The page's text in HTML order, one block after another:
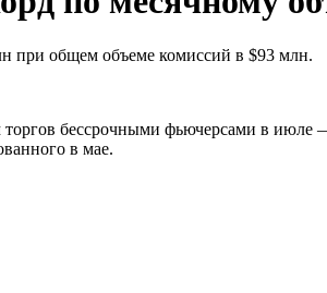
при общем объеме комиссий в $93 млн.
бессрочными фьючерсами в
в мае.